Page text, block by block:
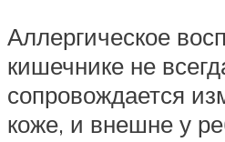
Аллергическое
кишечнике не
сопровождается
коже, и внешне у